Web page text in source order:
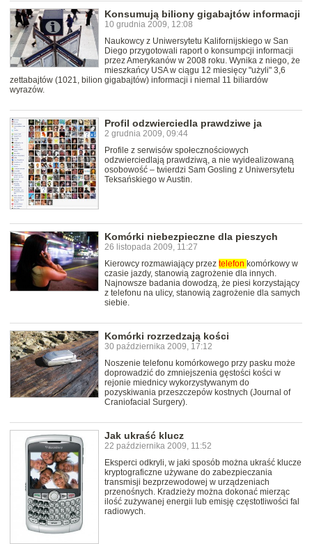
Konsumują biliony gigabajtów informacji
10 grudnia 2009, 12:08
Naukowcy z Uniwersytetu Kalifornijskiego w San
Diego przygotowali raport o konsumpcji informacji
przez Amerykanów w 2008 roku. Wynika z niego, że
mieszkańcy USA w ciągu 12 miesięcy "użyli" 3,6
zettabajtów (1021, bilion gigabajtów) informacji i niemal 11 biliardów
wyrazów.
Profil odzwierciedla prawdziwe ja
2 grudnia 2009, 09:44
Profile z serwisów społecznościowych
odzwierciedlają prawdziwą, a nie wyidealizowaną
osobowość – twierdzi Sam Gosling z Uniwersytetu
Teksańskiego w Austin.
Komórki niebezpieczne dla pieszych
26 listopada 2009, 11:27
Kierowcy rozmawiający przez telefon komórkowy w
czasie jazdy, stanowią zagrożenie dla innych.
Najnowsze badania dowodzą, że piesi korzystający
z telefonu na ulicy, stanowią zagrożenie dla samych
siebie.
Komórki rozrzedzają kości
30 października 2009, 17:12
Noszenie telefonu komórkowego przy pasku może
doprowadzić do zmniejszenia gęstości kości w
rejonie miednicy wykorzystywanym do
pozyskiwania przeszczepów kostnych (Journal of
Craniofacial Surgery).
Jak ukraść klucz
22 października 2009, 11:52
Eksperci odkryli, w jaki sposób można ukraść klucze
kryptograficzne używane do zabezpieczania
transmisji bezprzewodowej w urządzeniach
przenośnych. Kradzieży można dokonać mierząc
ilość zużywanej energii lub emisję częstotliwości fal
radiowych.